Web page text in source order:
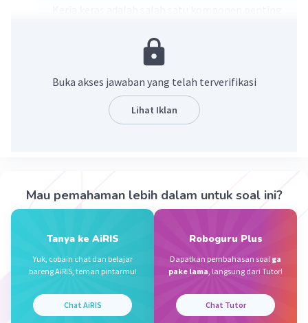
kerja keras dapat meningkatkan kualitas hidup
Beri Rating Balas
Iklan
menurut aku..jawabannya
agar kita mau mencari usaha untuk memenuhi
kebutuhan hidup kita..
Beri Rating·0.0(0 Balas
Buka akses jawaban yang telah terverifikasi
Lihat Iklan
Mau pemahaman lebih dalam untuk soal ini?
Tanya ke AiRIS
Yuk, cobain chat dan belajar
bareng AiRIS, teman pintarmu!
Chat AiRIS
Roboguru Plus
Dapatkan pembahasan soal ga
pake lama, langsung dari Tutor!
Chat Tutor